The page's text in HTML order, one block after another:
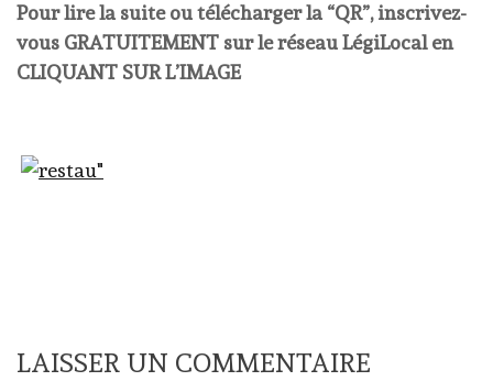
Pour lire la suite ou télécharger la “QR”, inscrivez-
vous GRATUITEMENT sur le réseau LégiLocal en
CLIQUANT SUR L’IMAGE
LAISSER UN COMMENTAIRE